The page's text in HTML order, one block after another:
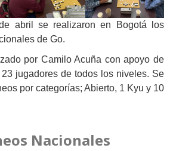
abril se realizaron en Bogotá los
de Go.
por Camilo Acuña con apoyo de
23 jugadores de todos los niveles. Se
por categorías; Abierto, 1 Kyu y 10
Nacionales